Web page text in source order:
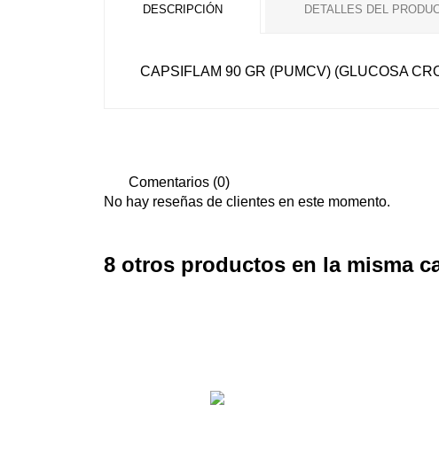
DESCRIPCIÓN DETALLES DEL
CAPSIFLAM 90 GR (PUMCV) (GLUCOSA
Comentarios (0)
No hay reseñas de clientes en este momento.
8 otros productos en la misma